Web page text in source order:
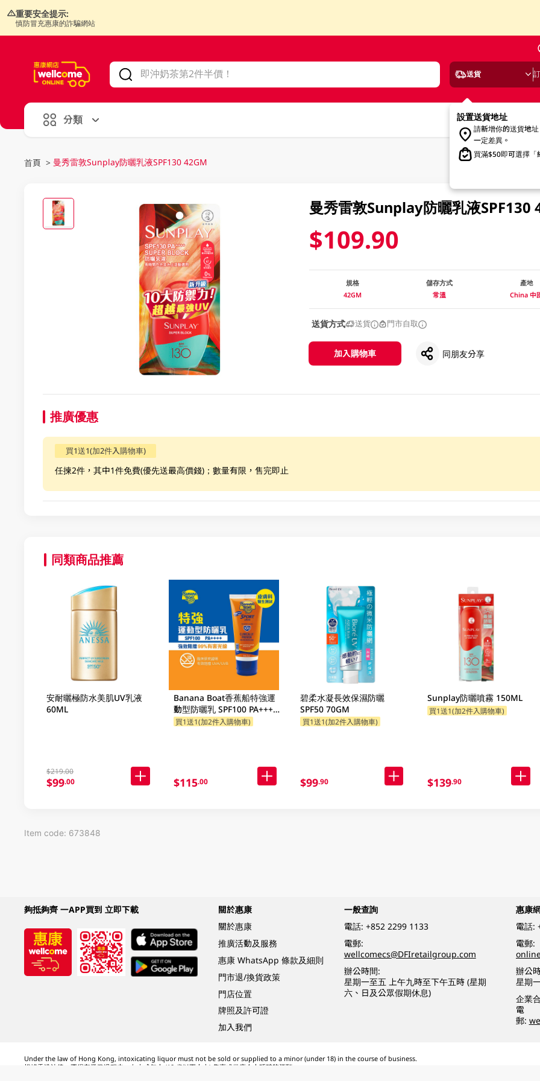
重要安全提示:
慎防冒充惠康的詐騙網站
送貨
設置送貨地址
請新增你的送貨地
一定差異。
買滿$50即可選擇「
分類
首頁 > 曼秀雷敦Sunplay防曬乳液SPF130 42GM
曼秀雷敦Sunplay防曬乳液SPF130
$109.90
規格
42GM
儲存方式
常溫
產地
China 中
送貨方式 送貨 門市自取
加入購物車 同朋友分享
推廣優惠
買1送1(加2件入購物車)
任揀2件，其中1件免費(優先送最高價錢)；數量有限，售完即止
同類商品推薦
安耐曬極防水美肌UV乳液
60ML
$219.00
$99.00
Banana Boat香蕉船特強運
動型防曬乳 SPF100 PA+++
90ML
買1送1(加2件入購物車)
$115.00
碧柔水凝長效保濕防曬
SPF50 70GM
買1送1(加2件入購物車)
$99.90
Sunplay防曬噴霧 150ML
買1送1(加2件入購物車)
$139.90
Item code: 673848
夠抵夠齊 一APP買到 立即下載
關於惠康
關於惠康
推廣活動及服務
惠康 WhatsApp 條款及細則
門市退/換貨政策
門店位置
牌照及許可證
加入我們
一般查詢
電話: +852 2299 1133
電郵:
wellcomecs@DFIretailgroup.com
辦公時間:
星期一至五 上午九時至下午五時 (星期
六、日及公眾假期休息)
惠康
電話:
電郵:
辦公
星期
企業
電
郵:
Under the law of Hong Kong, intoxicating liquor must not be sold or supplied to a minor (under 18) in the course of business.
根據香港法律，不得在業務過程中，向未成年人 (18 歲以下人士) 售賣或供應令人醺醉的酒類。